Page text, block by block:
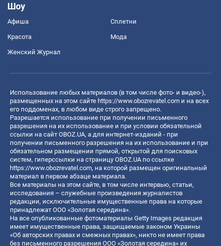
Шоу
Афиша Сплетни
Красота Мода
Женский Журнал
Использование любых материалов (в том числе фото- и видео-),
размещенных на этом сайте https://www.obozrevatel.com и на всех
его поддоменах, в любом виде строго запрещено.
Разрешается использование при получении письменного
разрешения на их использование и при условии обязательной
ссылки на сайт OBOZ.UA, а для интернет-изданий - при
получении письменного разрешения на их использование и при
обязательном размещении прямой, открытой для поисковых
систем, гиперссылки на страницу OBOZ.UA по ссылке
https://www.obozrevatel.com, на которой размещен оригинальный
материал в первом абзаце материала.
Все материалы на этом сайте, в том числе интервью, статьи,
исследования – служебные произведения журналистов
редакции, исключительные имущественные права на которые
принадлежат ООО «Золотая середина».
На все опубликованные фотоматериалы Getty Images редакция
имеет имущественные права, защищаемые законом Украины
«Об авторских правах и смежных правах», никто не имеет права
без письменного разрешения ООО «Золотая середина» их